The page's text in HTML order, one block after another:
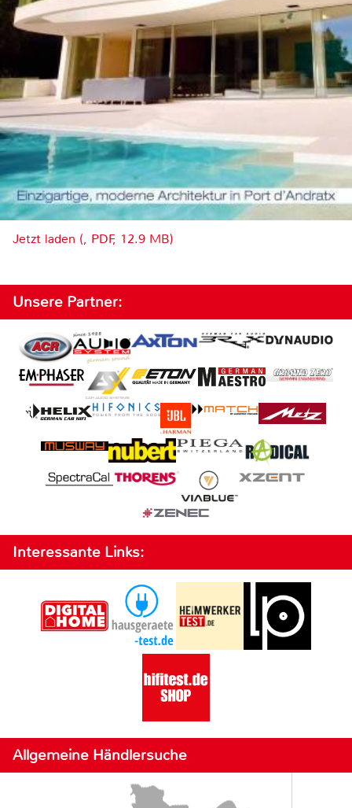
Jetzt laden (, PDF, 12.9 MB)
Unsere Partner:
Interessante Links:
Allgemeine Händlersuche